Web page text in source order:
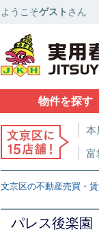
ようこそゲスト さん
物件を探す
本
富
文京区の不動産売買・
パレス後楽園